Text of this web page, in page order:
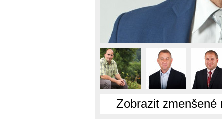
Zobrazit zmenšené